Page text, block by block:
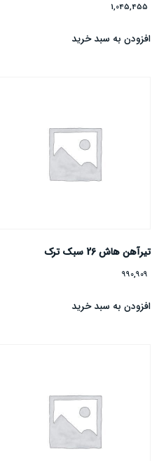
1,045,455
افزودن به سبد خرید
تیرآهن هاش 26 سبک ترک
990,909
افزودن به سبد خرید